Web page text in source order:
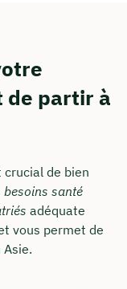
de partir à
crucial de bien
besoins santé
adéquate
vous permet de